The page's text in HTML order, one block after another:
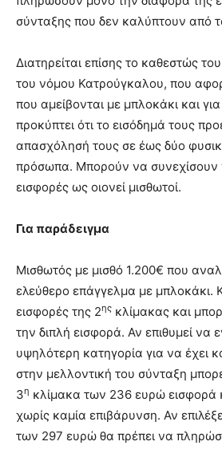
σύνταξης που δεν καλύπτουν από
Διατηρείται επίσης το καθεστώς
του νόμου Κατρούγκαλου, που
που αμείβονται με μπλοκάκι και
προκύπτει ότι το εισόδημά τους
απασχόλησή τους σε έως δύο
πρόσωπα. Μπορούν να
εισφορές ως οιονεί μισθωτοί.
Για παράδειγμα
Μισθωτός με μισθό 1.200€ που
ελεύθερο επάγγελμα με μπλοκάκι.
εισφορές της 2ης κλίμακας και
την διπλή εισφορά. Αν επιθυμεί να
υψηλότερη κατηγορία για να έχει
στην μελλοντική του σύνταξη
3η κλίμακα των 236 ευρώ εισφορά
χωρίς καμία επιβάρυνση. Αν
των 297 ευρώ θα πρέπει να